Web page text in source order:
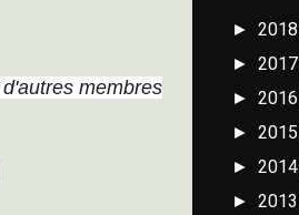
d'autres membres
► 2018
► 2017
► 2016
► 2015
► 2014
► 2013